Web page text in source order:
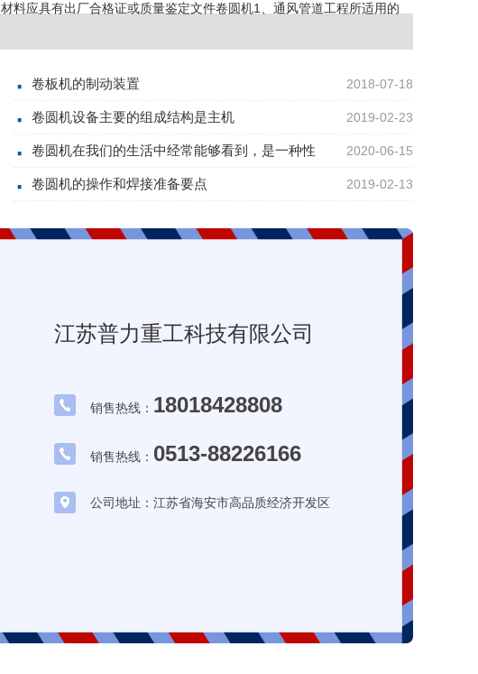
材料应具有出厂合格证或质量鉴定文件卷圆机1、通风管道工程所适用的
卷板机的制动装置 2018-07-18
卷圆机设备主要的组成结构是主机 2019-02-23
卷圆机在我们的生活中经常能够看到，是一种性 2020-06-15
卷圆机的操作和焊接准备要点 2019-02-13
江苏普力重工科技有限公司
销售热线： 18018428808
销售热线： 0513-88226166
公司地址：江苏省海安市高品质经济开发区